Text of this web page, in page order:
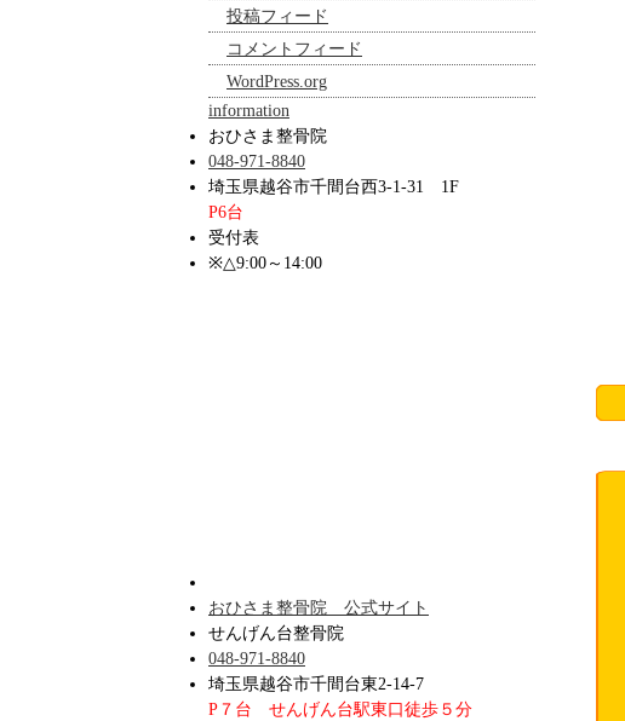
投稿フィード
コメントフィード
WordPress.org
information
おひさま整骨院
048-971-8840
埼玉県越谷市千間台西3-1-31 1F
P6台
受付表
※△9:00～14:00
おひさま整骨院 公式サイト
せんげん台整骨院
048-971-8840
埼玉県越谷市千間台東2-14-7
P７台 せんげん台駅東口徒歩５分